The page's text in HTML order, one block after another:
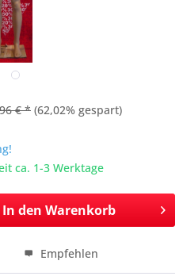
€ * (62,02% gespart)
ca. 1-3 Werktage
In den Warenkorb
Empfehlen